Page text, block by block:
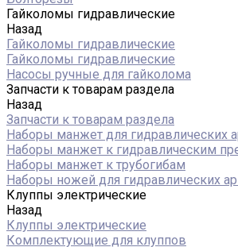
Гайколомы гидравлические
Назад
Гайколомы гидравлические
Гайколомы гидравлические
Насосы ручные для гайколома
Запчасти к товарам раздела
Назад
Запчасти к товарам раздела
Наборы манжет для гидравлических
Наборы манжет к гидравлическим
Наборы манжет к трубогибам
Наборы ножей для гидравлических
Клуппы электрические
Назад
Клуппы электрические
Комплектующие для клуппов